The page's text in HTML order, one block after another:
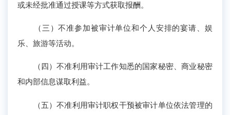
或未经批准通过授课等方式获取报酬。
（三）不准参加被审计单位和个人安排的宴请、娱
乐、旅游等活动。
（四）不准利用审计工作知悉的国家秘密、商业秘密
和内部信息谋取利益。
（五）不准利用审计职权干预被审计单位依法管理的